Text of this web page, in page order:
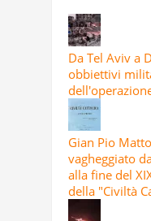
Da Tel Aviv a
obbiettivi
Gian Pio
vagheggiato
alla fine del
della "Civiltà